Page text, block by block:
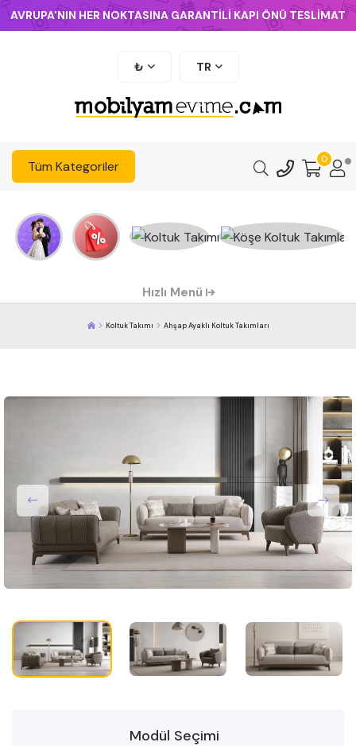
AVRUPA'NIN HER NOKTASINA GARANTİLİ KAPI ÖNÜ TESLİMAT
₺ TR
Tüm Kategoriler 0
Hızlı Menü
Koltuk Takımı Ahşap Ayaklı Koltuk Takımları
Modül Seçimi